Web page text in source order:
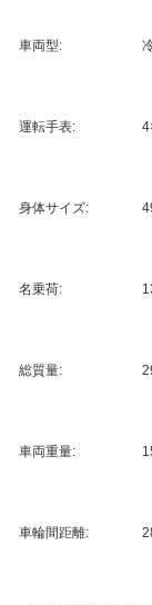
車両型:
運転手表:
身体サイズ:
名乗荷:
総質量:
車両重量:
車輪間距離: